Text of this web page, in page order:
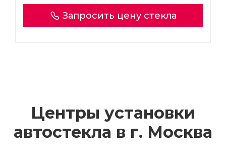
Запросить цену стекла
Центры установки
автостекла в г. Москва